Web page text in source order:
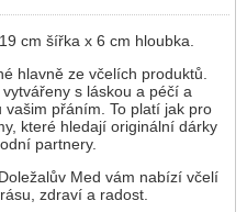
cm šířka x 6 cm hloubka.
hlavně ze včelích produktů.
s láskou a péčí a
přáním. To platí jak pro
které hledají originální dárky
partnery.
Med vám nabízí včelí
zdraví a radost.